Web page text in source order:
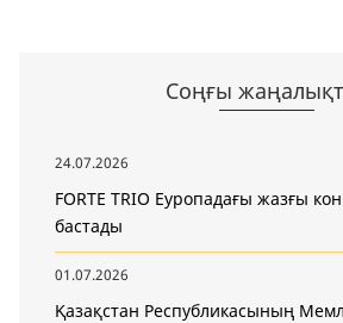
Соңғы
24.07.2026
FORTE TRIO Еуропадағы жазғы
бастады
01.07.2026
Қазақстан Республикасының